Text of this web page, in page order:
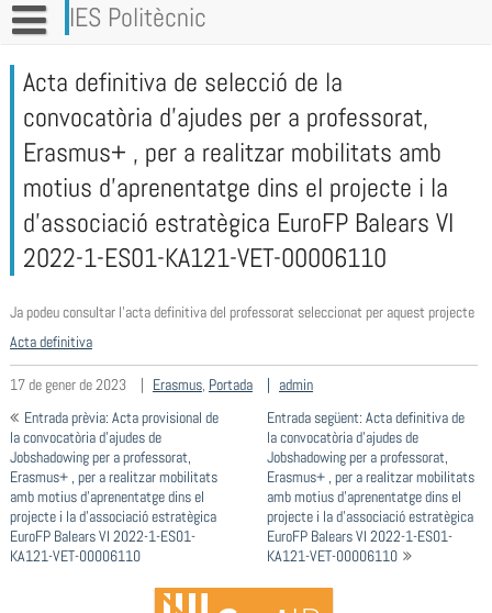
Vés
IES Politècnic
Acta definitiva de selecció de la
convocatòria d’ajudes per a professorat,
Erasmus+ , per a realitzar mobilitats amb
motius d’aprenentatge dins el projecte i la
d’associació estratègica EuroFP Balears VI
2022-1-ES01-KA121-VET-00006110
Ja podeu consultar l’acta definitiva del professorat seleccionat per aquest projecte
Acta definitiva
17 de gener de 2023 Erasmus, Portada admin
Navegació
d'entrades
Entrada prèvia: Acta provisional de
la convocatòria d’ajudes de
Jobshadowing per a professorat,
Erasmus+ , per a realitzar mobilitats
amb motius d’aprenentatge dins el
projecte i la d’associació estratègica
EuroFP Balears VI 2022-1-ES01-
KA121-VET-00006110
Entrada següent: Acta definitiva de
la convocatòria d’ajudes de
Jobshadowing per a professorat,
Erasmus+ , per a realitzar mobilitats
amb motius d’aprenentatge dins el
projecte i la d’associació estratègica
EuroFP Balears VI 2022-1-ES01-
KA121-VET-00006110